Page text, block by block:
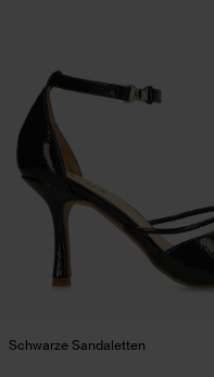
Schwarze Sandaletten